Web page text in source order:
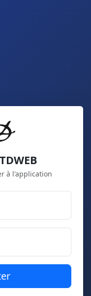
à l'application